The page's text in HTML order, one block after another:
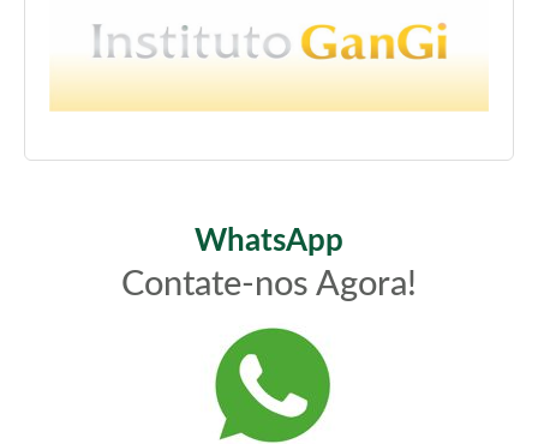
WhatsApp
Contate-nos Agora!